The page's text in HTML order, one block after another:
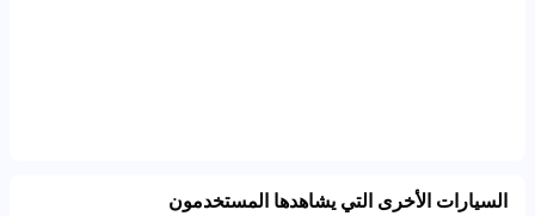
السيارات الأخرى التي يشاهدها المستخدمون